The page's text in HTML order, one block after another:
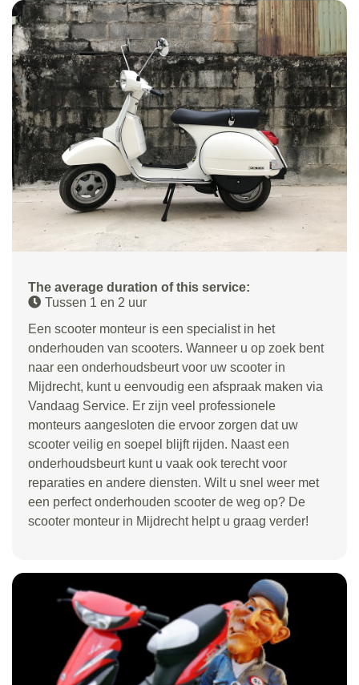
The average duration of this service:
Tussen 1 en 2 uur
Een scooter monteur is een specialist in het
onderhouden van scooters. Wanneer u op zoek bent
naar een onderhoudsbeurt voor uw scooter in
Mijdrecht, kunt u eenvoudig een afspraak maken via
Vandaag Service. Er zijn veel professionele
monteurs aangesloten die ervoor zorgen dat uw
scooter veilig en soepel blijft rijden. Naast een
onderhoudsbeurt kunt u vaak ook terecht voor
reparaties en andere diensten. Wilt u snel weer met
een perfect onderhouden scooter de weg op? De
scooter monteur in Mijdrecht helpt u graag verder!